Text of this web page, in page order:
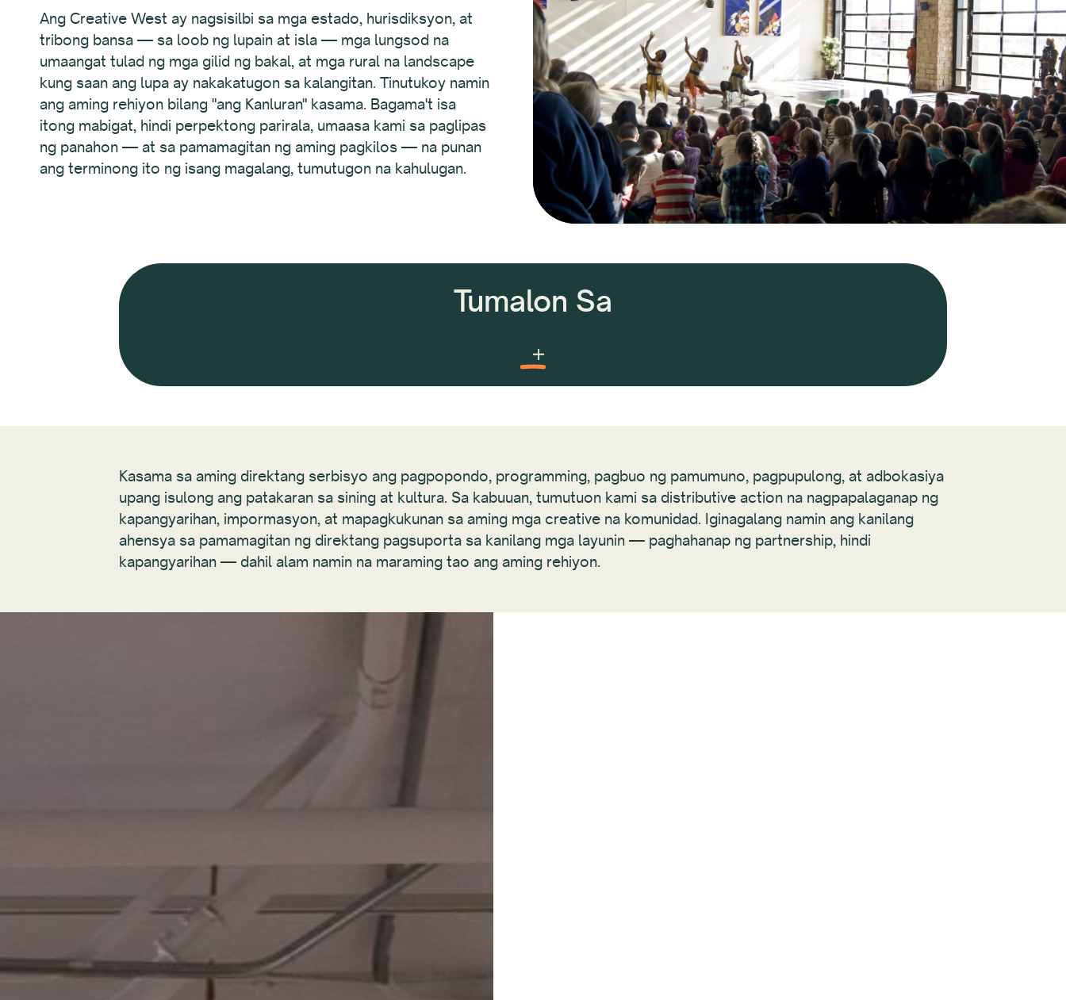
Ang Creative West ay nagsisilbi sa mga estado, hurisdiksyon, at
tribong bansa — sa loob ng lupain at isla — mga lungsod na
umaangat tulad ng mga gilid ng bakal, at mga rural na landscape
kung saan ang lupa ay nakakatugon sa kalangitan. Tinutukoy namin
ang aming rehiyon bilang "ang Kanluran" kasama. Bagama't isa
itong mabigat, hindi perpektong parirala, umaasa kami sa paglipas
ng panahon — at sa pamamagitan ng aming pagkilos — na punan
ang terminong ito ng isang magalang, tumutugon na kahulugan.
Tumalon Sa
Teknolohiya
Kasama sa aming direktang serbisyo ang pagpopondo, programming, pagbuo ng pamumuno, pagpupulong, at adbokasiya
upang isulong ang patakaran sa sining at kultura. Sa kabuuan, tumutuon kami sa distributive action na nagpapalaganap ng
kapangyarihan, impormasyon, at mapagkukunan sa aming mga creative na komunidad. Iginagalang namin ang kanilang
ahensya sa pamamagitan ng direktang pagsuporta sa kanilang mga layunin — paghahanap ng partnership, hindi
kapangyarihan — dahil alam namin na maraming tao ang aming rehiyon.